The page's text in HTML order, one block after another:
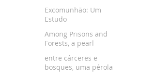
Excomunhão: Um
Estudo
Among Prisons and
Forests, a pearl
entre cárceres e
bosques, uma pérola